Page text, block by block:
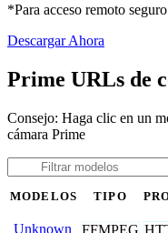
*Para acceso remoto
Descargar Ahora
Prime URLs de
Consejo: Haga clic en un
cámara Prime
MODELOS TIPO
Unknown FFMPEG